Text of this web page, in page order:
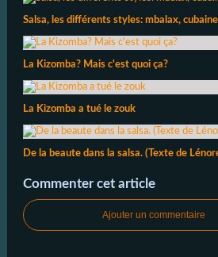
Salsa, les différents styles: mbalax,
La Kizomba? Mais c'est quoi ça?
La Kizomba a tué le zouk
De la beaute dans la salsa. (Texte de
Commenter cet article
Ajouter un commentaire